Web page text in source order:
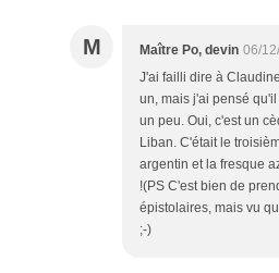
M Maître Po, devin 06/
J'ai failli dire à
un, mais j'ai pensé
un peu. Oui, c'est un
Liban. C'était le
argentin et la fresque
!(PS C'est bien de
épistolaires, mais vu
;-)